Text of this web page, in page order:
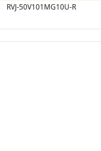
RVJ-50V101MG10U-R